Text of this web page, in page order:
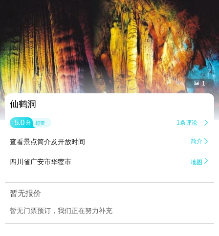
 1
仙鹤洞
5.0 分 超赞 1条评论 
查看景点简介及开放时间 简介 
四川省广安市华蓥市 地图 
暂无报价
暂无门票预订，我们正在努力补充